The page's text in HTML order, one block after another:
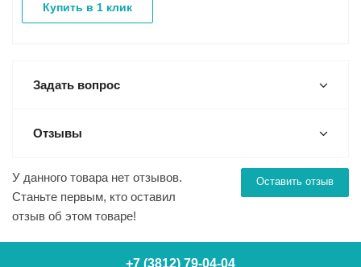
Купить в 1 клик
Задать вопрос
Отзывы
Оставить отзыв
У данного товара нет отзывов.
Станьте первым, кто оставил
отзыв об этом товаре!
+7 (3812) 79-04-04